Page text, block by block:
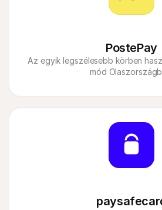
PostePay
Az egyik legszélesebb körben
mód